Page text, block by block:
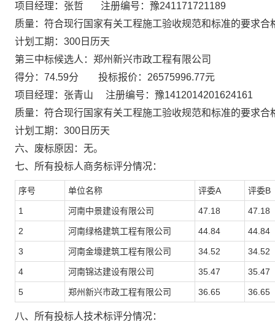
项目经理：张哲
注册编号：豫241171721189
质量： 符合现行国家有关工程施工验收规范和标准的要求合
计划工期： 300日历天
第三中标候选人： 郑州新兴市政工程有限公司
得分 ： 74.59分 投标报价： 26575996.77元
项目经理：张青山
注册编号：豫1412014201624161
质量： 符合现行国家有关工程施工验收规范和标准的要求合
计划工期： 300日历天
六、 废标原因：无。
七、 所有投标人商务标评分情况：
序号 单位名称 评委A 评委B
1 河南中景建设有限公司 47.18 47.18
2 河南绿格建筑工程有限公司 44.84 44.84
3 河南金壕建筑工程有限公司 34.52 34.52
4 河南锦达建设有限公司 35.47 35.47
5 郑州新兴市政工程有限公司 36.65 36.65
八、 所有投标人技术标评分情况：